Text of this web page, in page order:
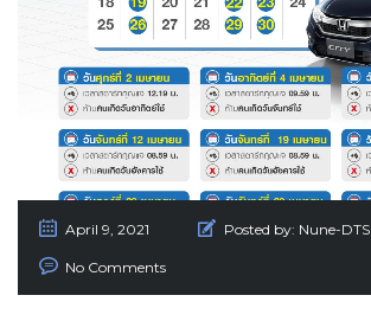
April 9, 2021 Posted by: Nune-DTS
No Comments